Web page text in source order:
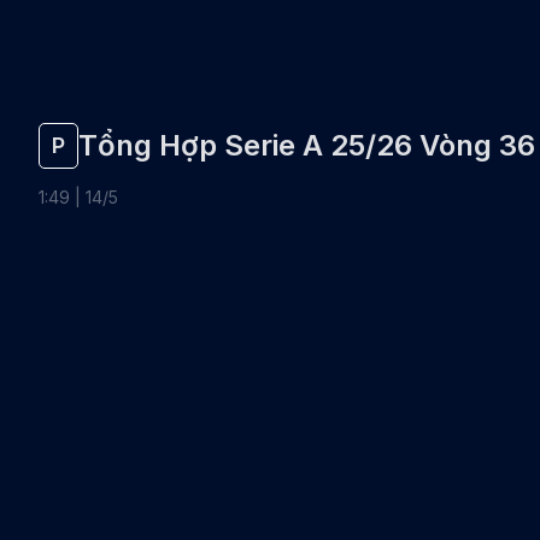
P Tổng Hợp Serie A 25/26 Vòng 36
1:49 14/5